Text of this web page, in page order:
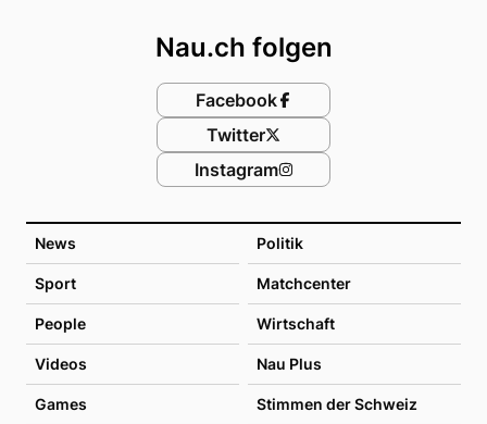
News Politik
Sport Matchcenter
People Wirtschaft
Videos Nau Plus
Games Stimmen der Schweiz
Nau.ch folgen
Facebook
Twitter
Instagram